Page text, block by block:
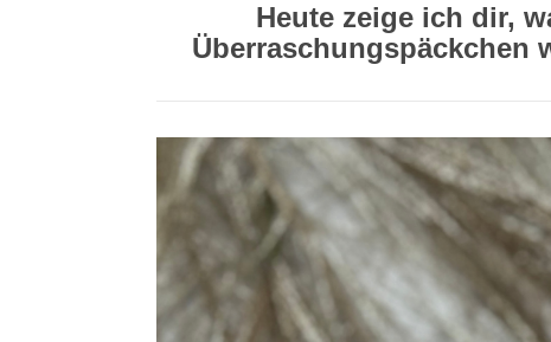
Heute zeige ich dir,
Überraschungspäckchen
Video-
Player